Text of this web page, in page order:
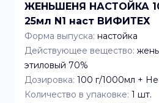
ЖЕНЬШЕНЯ НАСТОЙКА
25мл N1 наст ВИФИТЕХ
Форма выпуска: настойка
Действующее вещество:
этиловый 70%
Дозировка: 100 г/1000мл +
Количество в упаковке: 1 шт.